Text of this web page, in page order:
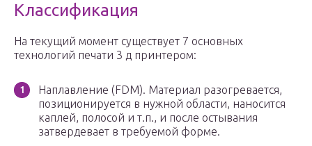
Классификация
На текущий момент существует 7 основных
технологий печати 3 д принтером:
Наплавление (FDM). Материал разогревается,
позиционируется в нужной области, наносится
каплей, полосой и т.п., и после остывания
затвердевает в требуемой форме.